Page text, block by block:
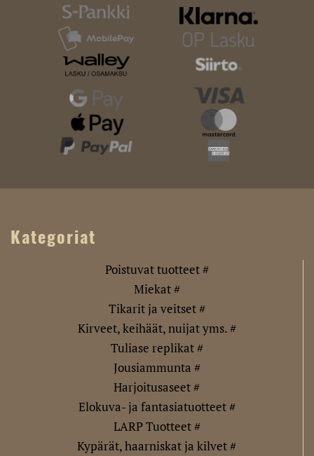
Kategoriat
Poistuvat tuotteet #
Miekat #
Tikarit ja veitset #
Kirveet, keihäät, nuijat yms. #
Tuliase replikat #
Jousiammunta #
Harjoitusaseet #
Elokuva- ja fantasiatuotteet #
LARP Tuotteet #
Kypärät, haarniskat ja kilvet #